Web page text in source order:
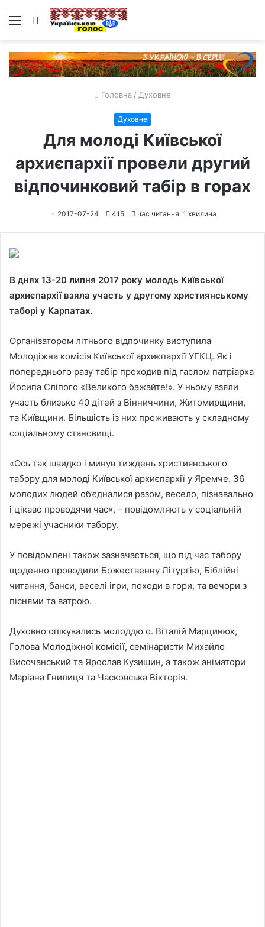
Меню Пошук
Головна / Духовне
Духовне
Для молоді Київської
архиєпархії провели другий
відпочинковий табір в горах
2017-07-24 415 час читання: 1 хвилина
В днях 13-20 липня 2017 року молодь Київської
архиєпархії взяла участь у другому християнському
таборі у Карпатах.
Організатором літнього відпочинку виступила
Молодіжна комісія Київської архиєпархії УГКЦ. Як і
попереднього разу табір проходив під гаслом патріарха
Йосипа Сліпого «Великого бажайте!». У ньому взяли
участь близько 40 дітей з Вінниччини, Житомирщини,
та Київщини. Більшість із них проживають у складному
соціальному становищі.
«Ось так швидко і минув тиждень християнського
табору для молоді Київської архиєпархії у Яремче. 36
молодих людей об’єдналися разом, весело, пізнавально
і цікаво проводячи час», – повідомляють у соціальній
мережі учасники табору.
У повідомлені також зазначається, що під час табору
щоденно проводили Божественну Літургію, Біблійні
читання, банси, веселі ігри, походи в гори, та вечори з
піснями та ватрою.
Духовно опікувались молоддю о. Віталій Марцинюк,
Голова Молодіжної комісії, семінаристи Михайло
Височанський та Ярослав Кузишин, а також аніматори
Маріана Гнилиця та Часковська Вікторія.